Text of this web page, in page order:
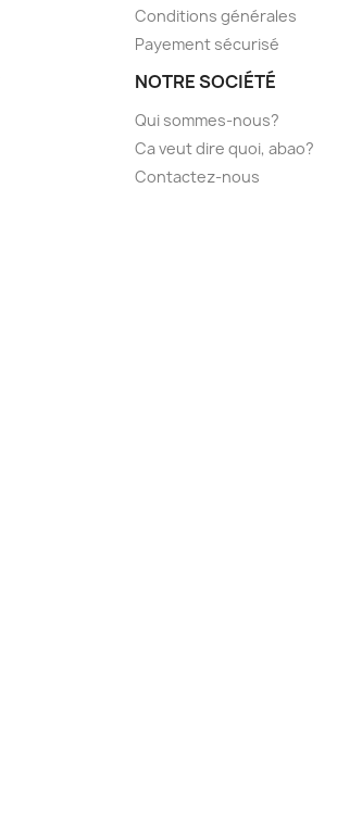
Conditions générales
Payement sécurisé
NOTRE SOCIÉTÉ
Qui sommes-nous?
Ca veut dire quoi, abao?
Contactez-nous